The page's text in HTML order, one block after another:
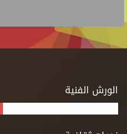
الورش الفنية